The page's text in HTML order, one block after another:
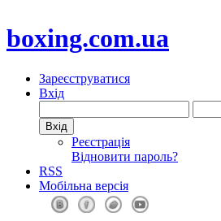
boxing.com.ua
Зареєструватися
Вхід
Реєстрація
Відновити пароль?
RSS
Мобільна версія